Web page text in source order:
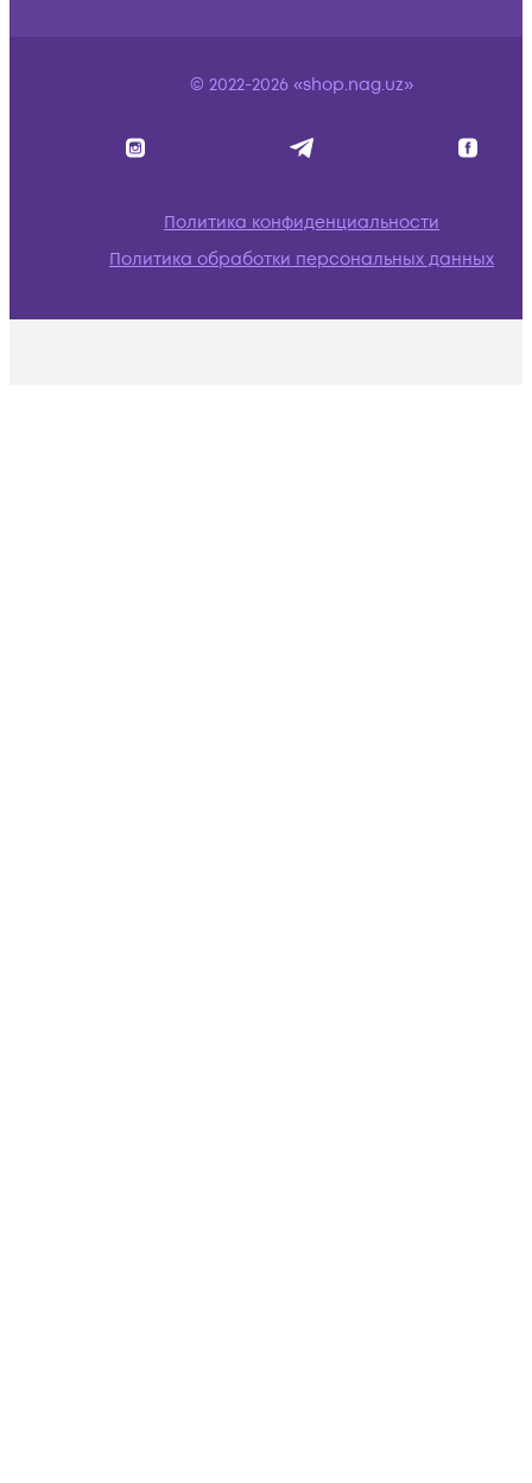
© 2022-2026 «shop.nag.uz»
Политика конфиденциальности
Политика обработки персональных данных